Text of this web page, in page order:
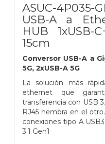
ASUC-4P035-
USB-A a
HUB 1xUSB-
15cm
Conversor USB-A a
5G, 2xUSB-A 5G
La solución más
ethernet que
transferencia con USB
RJ45 hembra en el
conexiones tipo A
3.1 Gen1